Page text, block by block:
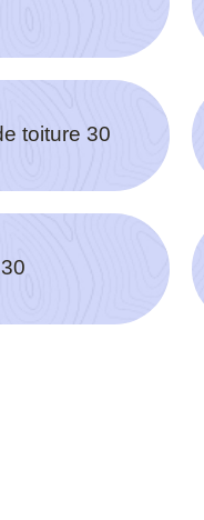
toiture 30